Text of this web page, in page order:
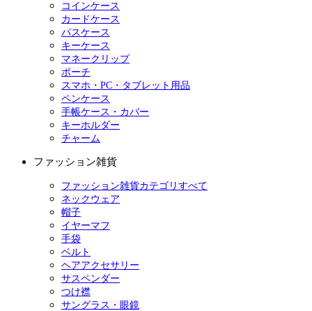
コインケース
カードケース
パスケース
キーケース
マネークリップ
ポーチ
スマホ・PC・タブレット用品
ペンケース
手帳ケース・カバー
キーホルダー
チャーム
ファッション雑貨
ファッション雑貨カテゴリすべて
ネックウェア
帽子
イヤーマフ
手袋
ベルト
ヘアアクセサリー
サスペンダー
つけ襟
サングラス・眼鏡